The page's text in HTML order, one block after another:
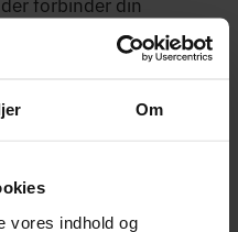
Om
vores indhold og
forbinder din
til
der modtager
og omdanner